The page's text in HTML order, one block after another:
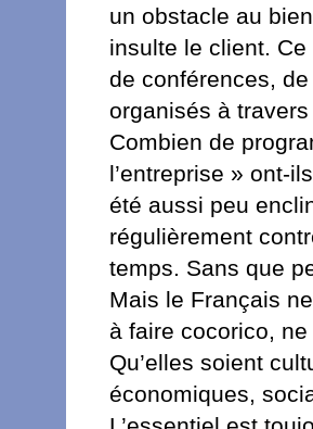
un obstacle au
insulte le client. Ce
de conférences,
organisés à
Combien de
l’entreprise » ont-
été aussi peu
régulièrement
temps. Sans que
Mais le Français
à faire cocorico,
Qu’elles soient
économiques,